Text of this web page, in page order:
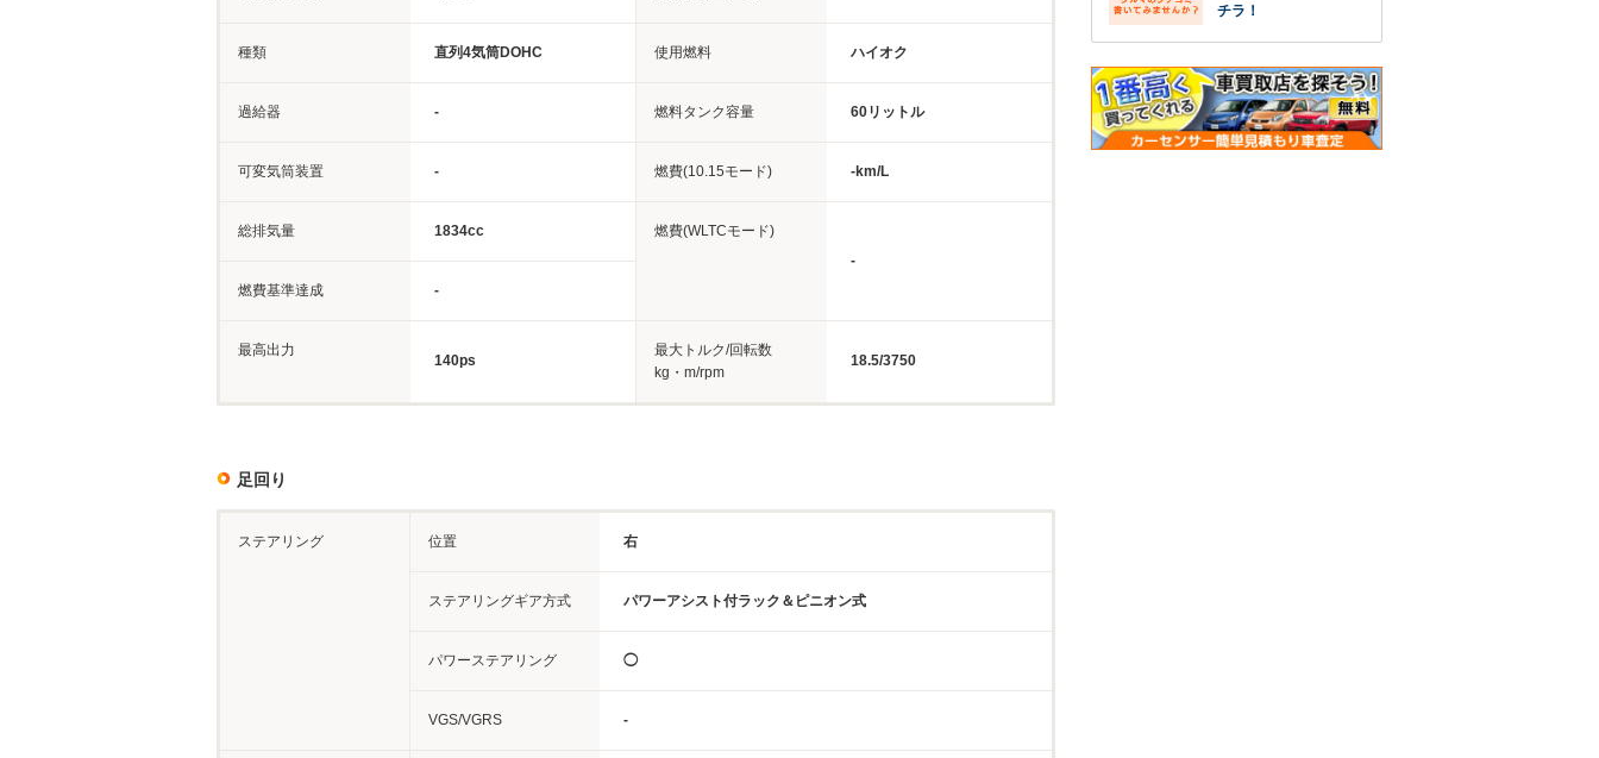
種類 直列4気筒DOHC 使用燃料 ハイオク
過給器 - 燃料タンク容量 60リットル
可変気筒装置 - 燃費(10.15モード) -km/L
総排気量 1834cc
燃費(WLTCモード)
-
燃費基準達成
-
最高出力
140ps
最大トルク/回転数
kg・m/rpm
18.5/3750
足回り
ステアリング 位置 右
ステアリングギア方式 パワーアシスト付ラック＆ピニオン式
パワーステアリング ◯
VGS/VGRS -
チラ！